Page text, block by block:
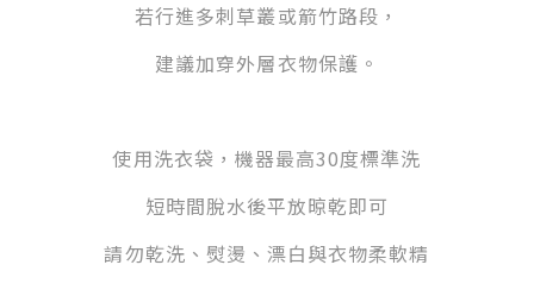
若行進多刺草叢或箭竹路段，
建議加穿外層衣物保護。
使用洗衣袋，機器最高30度標準洗
短時間脫水後平放晾乾即可
請勿乾洗、熨燙、漂白與衣物柔軟精